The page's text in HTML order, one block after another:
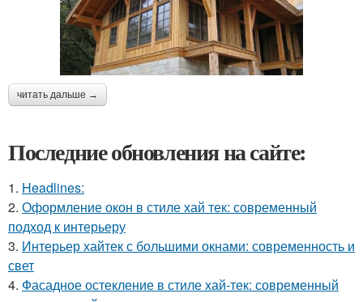
читать дальше →
Последние обновления на сайте:
1. Headlines:
2. Оформление окон в стиле хай тек: современный
подход к интерьеру
3. Интерьер хайтек с большими окнами: современность и
свет
4. Фасадное остекление в стиле хай-тек: современный